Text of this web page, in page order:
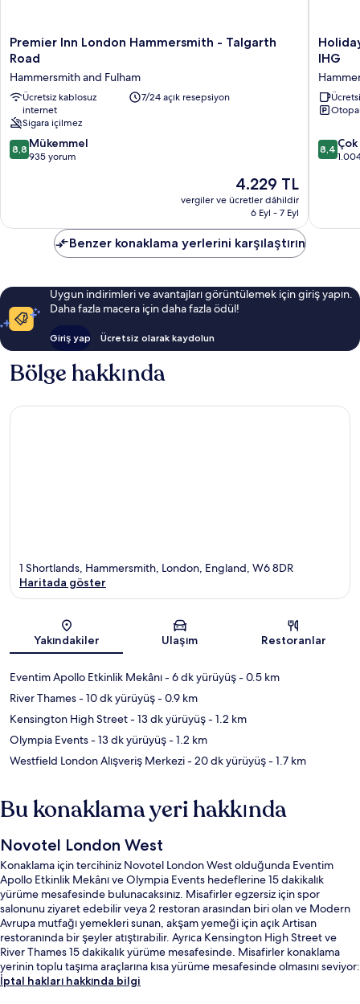
Premier
Inn
Hammersmith
-
Talgarth
Road
Hammersmith
and
Premier Inn London Hammersmith - Talgarth
Road
Hammersmith and Fulham
Ücretsiz kablosuz
internet
7/24 açık resepsiyon
Sigara içilmez
10
üzerinden
8,8 Mükemmel
935 yorum
Güncel
fiyat:
4.229 TL
4.229 TL
vergiler ve ücretler dâhildir
6 Eyl - 7 Eyl
Holiday
Inn
London
by
and
IHG
10
yorum
8,4
Benzer konaklama yerlerini karşılaştırın
Uygun indirimleri ve avantajları görüntülemek için giriş yapın.
Daha fazla macera için daha fazla ödül!
Giriş yap Ücretsiz olarak kaydolun
Bölge hakkında
Harita
1 Shortlands, Hammersmith, London, England, W6 8DR
Haritada göster
Yakındakiler Ulaşım Restoranlar
Eventim Apollo Etkinlik Mekânı- 6 dk yürüyüş- 0.5 km
River Thames- 10 dk yürüyüş- 0.9 km
Kensington High Street- 13 dk yürüyüş- 1.2 km
Olympia Events- 13 dk yürüyüş- 1.2 km
Westfield London Alışveriş Merkezi- 20 dk yürüyüş- 1.7 km
Bu konaklama yeri hakkında
Novotel London West
Konaklama için tercihiniz Novotel London West olduğunda Eventim
Apollo Etkinlik Mekânı ve Olympia Events hedeflerine 15 dakikalık
yürüme mesafesinde bulunacaksınız. Misafirler egzersiz için spor
salonunu ziyaret edebilir veya 2 restoran arasından biri olan ve Modern
Avrupa mutfağı yemekleri sunan, akşam yemeği için açık Artisan
restoranında bir şeyler atıştırabilir. Ayrıca Kensington High Street ve
River Thames 15 dakikalık yürüme mesafesinde. Misafirler konaklama
yerinin toplu taşıma araçlarına kısa yürüme mesafesinde olmasını seviyor:
Hammersmith İstasyonu 7 dakika ve Barons Court Metro İstasyonu 7
İptal hakları hakkında bilgi